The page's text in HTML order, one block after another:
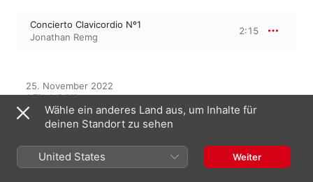
Concierto Clavicordio Nº1
Jonathan Remg
2:15
25. November 2022
1 Titel, 2 Minuten
℗ 2022 Jonathan Remg
Auf diesem Album
Wähle ein anderes Land aus, um Inhalte für
deinen Standort zu sehen
United States Weiter